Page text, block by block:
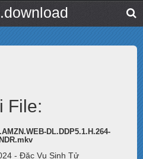
File:
DL.DDP5.1.H.264-
- Đặc Vụ Sinh Tử